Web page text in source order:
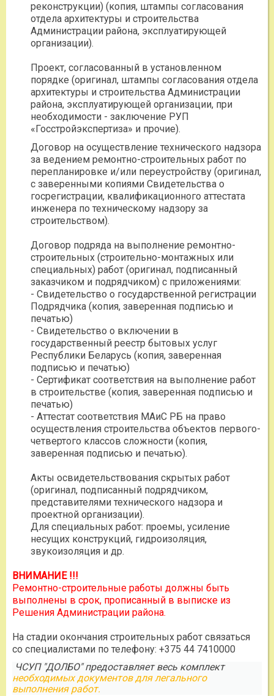
реконструкции) (копия, штампы согласования
отдела архитектуры и строительства
Администрации района, эксплуатирующей
организации).
Проект, согласованный в установленном
порядке (оригинал, штампы согласования отдела
архитектуры и строительства Администрации
района, эксплуатирующей организации, при
необходимости - заключение РУП
«Госстройэкспертиза» и прочие).
Договор на осуществление технического надзора
за ведением ремонтно-строительных работ по
перепланировке и/или переустройству (оригинал,
с заверенными копиями Свидетельства о
госрегистрации, квалификационного аттестата
инженера по техническому надзору за
строительством).
Договор подряда на выполнение ремонтно-
строительных (строительно-монтажных или
специальных) работ (оригинал, подписанный
заказчиком и подрядчиком) с приложениями:
- Свидетельство о государственной регистрации
Подрядчика (копия, заверенная подписью и
печатью)
- Свидетельство о включении в
государственный реестр бытовых услуг
Республики Беларусь (копия, заверенная
подписью и печатью)
- Сертификат соответствия на выполнение работ
в строительстве (копия, заверенная подписью и
печатью)
- Аттестат соответствия МАиС РБ на право
осуществления строительства объектов первого-
четвертого классов сложности (копия,
заверенная подписью и печатью).
Акты освидетельствования скрытых работ
(оригинал, подписанный подрядчиком,
представителями технического надзора и
проектной организации).
Для специальных работ: проемы, усиление
несущих конструкций, гидроизоляция,
звукоизоляция и др.
ВНИМАНИЕ !!!
Ремонтно-строительные работы должны быть
выполнены в срок, прописанный в выписке из
Решения Администрации района.
На стадии окончания строительных работ связаться
со специалистами по телефону: +375 44 7410000
ЧСУП "ДОЛБО" предоставляет весь комплект
необходимых документов для легального
выполнения работ.